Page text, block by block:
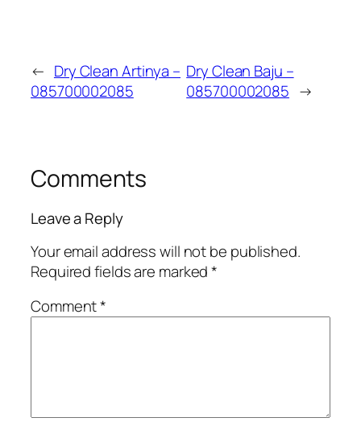
← Dry Clean Artinya –
085700002085
Dry Clean Baju –
085700002085 →
Comments
Leave a Reply
Your email address will not be published.
Required fields are marked*
Comment*